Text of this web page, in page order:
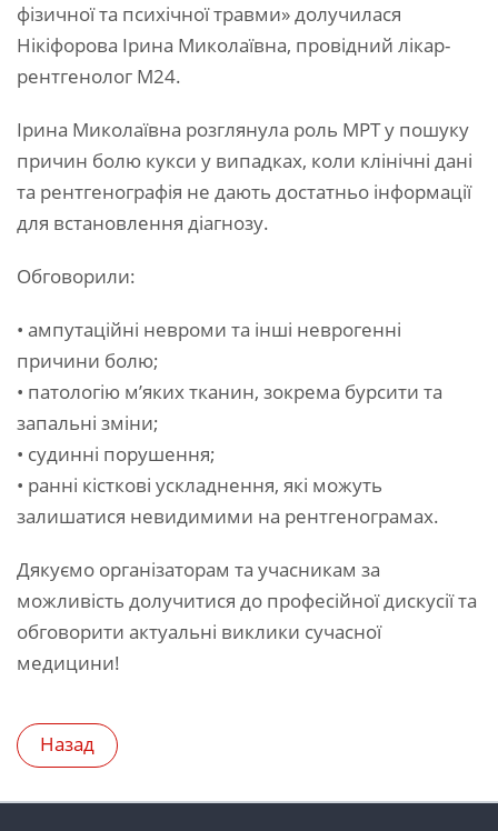
фізичної та психічної травми» долучилася
Нікіфорова Ірина Миколаївна, провідний лікар-
рентгенолог М24.
Ірина Миколаївна розглянула роль МРТ у пошуку
причин болю кукси у випадках, коли клінічні дані
та рентгенографія не дають достатньо інформації
для встановлення діагнозу.
Обговорили:
• ампутаційні невроми та інші неврогенні
причини болю;
• патологію м’яких тканин, зокрема бурсити та
запальні зміни;
• судинні порушення;
• ранні кісткові ускладнення, які можуть
залишатися невидимими на рентгенограмах.
Дякуємо організаторам та учасникам за
можливість долучитися до професійної дискусії та
обговорити актуальні виклики сучасної
медицини!
Назад